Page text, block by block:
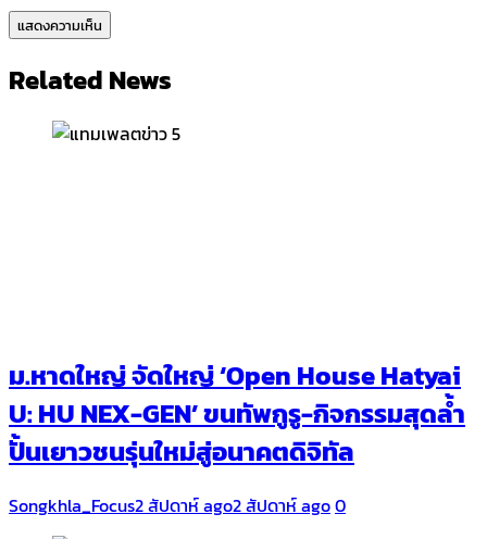
Related News
ม.หาดใหญ่ จัดใหญ่ ‘Open House Hatyai
U: HU NEX-GEN’ ขนทัพกูรู-กิจกรรมสุดล้ำ
ปั้นเยาวชนรุ่นใหม่สู่อนาคตดิจิทัล
Songkhla_Focus2 สัปดาห์ ago2 สัปดาห์ ago0